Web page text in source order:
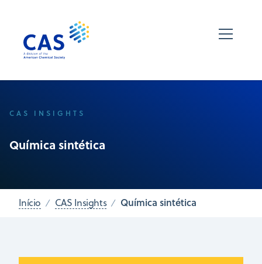
CAS INSIGHTS
Química sintética
Início CAS Insights Química sintética